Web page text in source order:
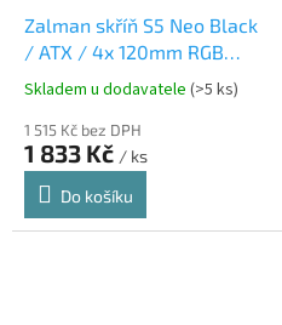
Zalman skříň S5 Neo Black
/ ATX / 4x 120mm RGB
Fan / USB 3.0 / USB 2.0 /
Skladem u dodavatele (>5 ks)
1 515 Kč bez DPH
1 833 Kč / ks
Do košíku